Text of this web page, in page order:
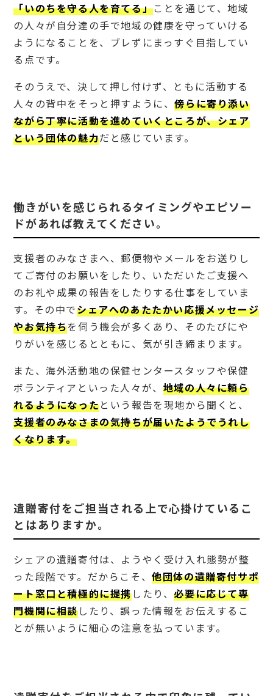
組織
の魅
力だ
と感
じら
れま
か。
2
働き
がい
を感
じら
エピ
ソー
ドが
あれ
えて
さ
い。
3
遺贈
寄付
をご
され
る上
で心
掛け
てい
るこ
とは
あり
寄付
をご
担当
され
で印
象に
残っ
てい
るエ
ピソ
ード
「いのちを守る人を育てる」ことを通じて、地域
の人々が自分達の手で地域の健康を守っていける
ようになることを、ブレずにまっすぐ目指してい
る点です。
そのうえで、決して押し付けず、ともに活動する
人々の背中をそっと押すように、傍らに寄り添い
ながら丁寧に活動を進めていくところが、シェア
という団体の魅力だと感じています。
働きがいを感じられるタイミングやエピソー
ドがあれば教えてください。
支援者のみなさまへ、郵便物やメールをお送りし
てご寄付のお願いをしたり、いただいたご支援へ
のお礼や成果の報告をしたりする仕事をしていま
す。その中でシェアへのあたたかい応援メッセージ
やお気持ちを伺う機会が多くあり、そのたびにや
りがいを感じるとともに、気が引き締まります。
また、海外活動地の保健センタースタッフや保健
ボランティアといった人々が、 地域の人々に頼ら
れるようになったという報告を現地から聞くと、
支援者のみなさまの気持ちが届いたようでうれし
くなります。
遺贈寄付をご担当される上で心掛けているこ
とはありますか。
シェアの遺贈寄付は、ようやく受け入れ態勢が整
った段階です。だからこそ、他団体の遺贈寄付サポ
ート窓口と積極的に提携したり、必要に応じて専
門機関に相談したり、誤った情報をお伝えするこ
とが無いように細心の注意を払っています。